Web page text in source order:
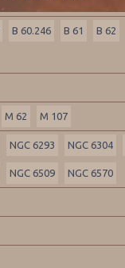
B 60.246 B 61 B 62
M 62 M 107
NGC 6293 NGC 6304
NGC 6509 NGC 6570